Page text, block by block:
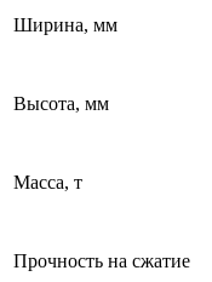
Ширина, мм
Высота, мм
Масса, т
Прочность на сжатие